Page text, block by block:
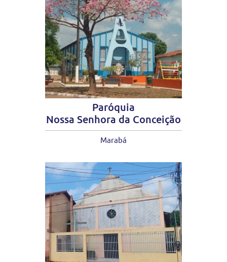
Paróquia
Nossa Senhora da Conceição
Marabá